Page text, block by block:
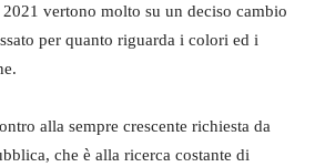
vertono molto su un deciso cambio
per quanto riguarda i colori ed i
alla sempre crescente richiesta da
che è alla ricerca costante di